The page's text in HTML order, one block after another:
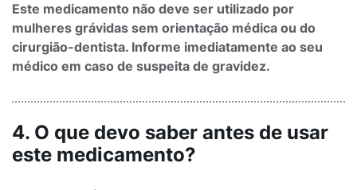
Este medicamento não deve ser utilizado por
mulheres grávidas sem orientação médica ou do
cirurgião-dentista. Informe imediatamente ao seu
médico em caso de suspeita de gravidez.
4. O que devo saber antes de usar
este medicamento?